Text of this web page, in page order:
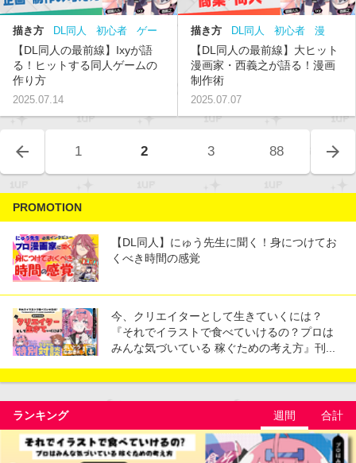
描き方 DL同人 初心者
ゲー
ム
仕事
【DL同人の最前線】Ixyが語
る！ヒットする同人ゲームの
作り方
2025.07.14
描き方 DL同人 初心者
漫
画
仕事
【DL同人の最前線】大ヒット
漫画家・西義之が語る！漫画
制作術
2025.07.07
arrow_back 1 2 3 88 arrow_forward
PROMOTION
【DL同人】にゅう先生に聞く！身につけてお
くべき時間の感覚
今、クリエイターとして生きていくには？
『それでイラストで食べていけるの？プロは
みんな気づいている 稼ぐための考え方』刊...
ランキング 週間 合計